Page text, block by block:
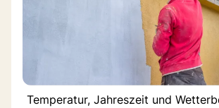
Temperatur, Jahreszeit und